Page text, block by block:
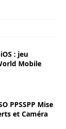
: jeu
Mobile
PPSSPP Mise
et Caméra